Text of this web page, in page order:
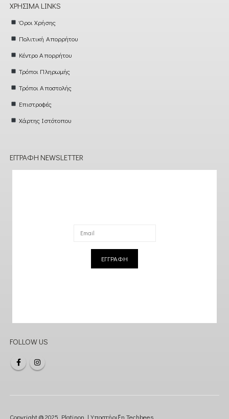
ΧΡΉΣΙΜΑ LINKS
Όροι Χρήσης
Πολιτική Απορρήτου
Κέντρο Απορρήτου
Τρόποι Πληρωμής
Τρόποι Αποστολής
Επιστροφές
Χάρτης Ιστότοπου
ΕΓΓΡΑΦΉ NEWSLETTER
ΕΓΓΡΑΦΗ
FOLLOW US
Copyright @ 2025 Platinon | Υποστήριξη Techbees